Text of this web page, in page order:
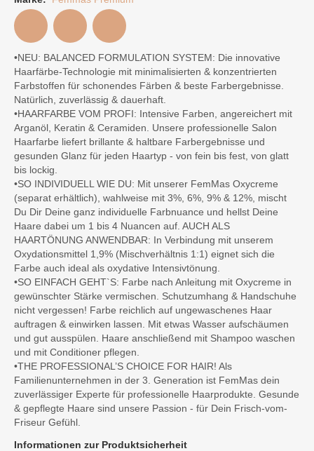
•NEU: BALANCED FORMULATION SYSTEM: Die innovative
Haarfärbe-Technologie mit minimalisierten & konzentrierten
Farbstoffen für schonendes Färben & beste Farbergebnisse.
Natürlich, zuverlässig & dauerhaft.
•HAARFARBE VOM PROFI: Intensive Farben, angereichert mit
Arganöl, Keratin & Ceramiden. Unsere professionelle Salon
Haarfarbe liefert brillante & haltbare Farbergebnisse und
gesunden Glanz für jeden Haartyp - von fein bis fest, von glatt
bis lockig.
•SO INDIVIDUELL WIE DU: Mit unserer FemMas Oxycreme
(separat erhältlich), wahlweise mit 3%, 6%, 9% & 12%, mischt
Du Dir Deine ganz individuelle Farbnuance und hellst Deine
Haare dabei um 1 bis 4 Nuancen auf. AUCH ALS
HAARTÖNUNG ANWENDBAR: In Verbindung mit unserem
Oxydationsmittel 1,9% (Mischverhältnis 1:1) eignet sich die
Farbe auch ideal als oxydative Intensivtönung.
•SO EINFACH GEHT`S: Farbe nach Anleitung mit Oxycreme in
gewünschter Stärke vermischen. Schutzumhang & Handschuhe
nicht vergessen! Farbe reichlich auf ungewaschenes Haar
auftragen & einwirken lassen. Mit etwas Wasser aufschäumen
und gut ausspülen. Haare anschließend mit Shampoo waschen
und mit Conditioner pflegen.
•THE PROFESSIONAL’S CHOICE FOR HAIR! Als
Familienunternehmen in der 3. Generation ist FemMas dein
zuverlässiger Experte für professionelle Haarprodukte. Gesunde
& gepflegte Haare sind unsere Passion - für Dein Frisch-vom-
Friseur Gefühl.
Informationen zur Produktsicherheit